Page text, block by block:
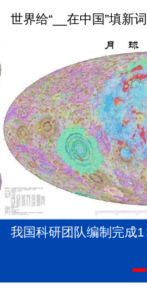
世界给“__在中国”填新词
我国科研团队编制完成